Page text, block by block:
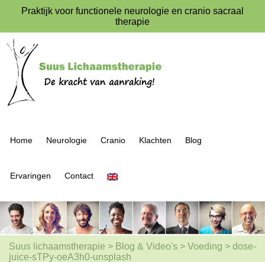
Praktijk voor functionele neurologie en cranio sacraal
therapie
Home Neurologie Cranio Klachten Blog
Ervaringen Contact
Suus lichaamstherapie > Blog & Video's > Voeding > dose-
juice-sTPy-oeA3h0-unsplash